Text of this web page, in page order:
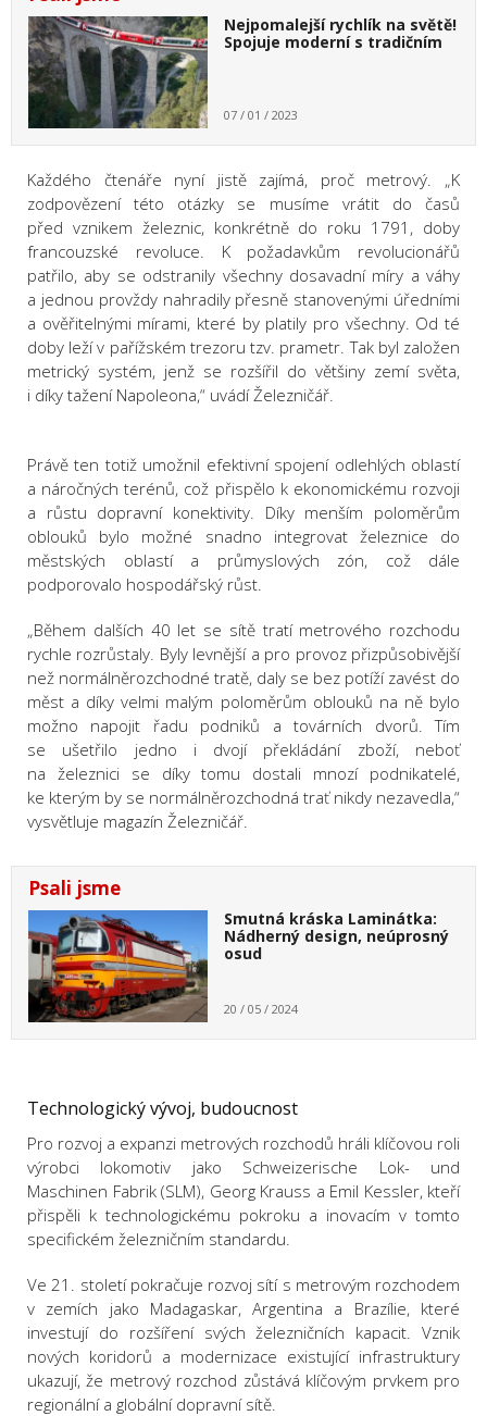
Nejpomalejší rychlík na světě!
Spojuje moderní s tradičním
07 / 01 / 2023
Každého čtenáře nyní jistě zajímá, proč metrový. „K
zodpovězení této otázky se musíme vrátit do časů
před vznikem železnic, konkrétně do roku 1791, doby
francouzské revoluce. K požadavkům revolucionářů
patřilo, aby se odstranily všechny dosavadní míry a váhy
a jednou provždy nahradily přesně stanovenými úředními
a ověřitelnými mírami, které by platily pro všechny. Od té
doby leží v pařížském trezoru tzv. prametr. Tak byl založen
metrický systém, jenž se rozšířil do většiny zemí světa,
i díky tažení Napoleona,“ uvádí Železničář.
Právě ten totiž umožnil efektivní spojení odlehlých oblastí
a náročných terénů, což přispělo k ekonomickému rozvoji
a růstu dopravní konektivity. Díky menším poloměrům
oblouků bylo možné snadno integrovat železnice do
městských oblastí a průmyslových zón, což dále
podporovalo hospodářský růst.
„Během dalších 40 let se sítě tratí metrového rozchodu
rychle rozrůstaly. Byly levnější a pro provoz přizpůsobivější
než normálněrozchodné tratě, daly se bez potíží zavést do
měst a díky velmi malým poloměrům oblouků na ně bylo
možno napojit řadu podniků a továrních dvorů. Tím
se ušetřilo jedno i dvojí překládání zboží, neboť
na železnici se díky tomu dostali mnozí podnikatelé,
ke kterým by se normálněrozchodná trať nikdy nezavedla,“
vysvětluje magazín Železničář.
Psali jsme
Smutná kráska Laminátka:
Nádherný design, neúprosný
osud
20 / 05 / 2024
Technologický vývoj, budoucnost
Pro rozvoj a expanzi metrových rozchodů hráli klíčovou roli
výrobci lokomotiv jako Schweizerische Lok- und
Maschinen Fabrik (SLM), Georg Krauss a Emil Kessler, kteří
přispěli k technologickému pokroku a inovacím v tomto
specifickém železničním standardu.
Ve 21. století pokračuje rozvoj sítí s metrovým rozchodem
v zemích jako Madagaskar, Argentina a Brazílie, které
investují do rozšíření svých železničních kapacit. Vznik
nových koridorů a modernizace existující infrastruktury
ukazují, že metrový rozchod zůstává klíčovým prvkem pro
regionální a globální dopravní sítě.